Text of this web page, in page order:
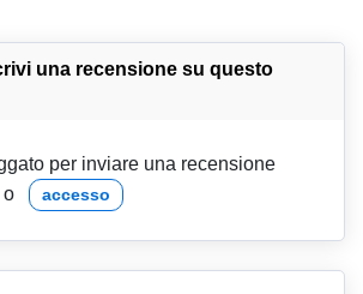
una recensione su questo
per inviare una recensione
o accesso